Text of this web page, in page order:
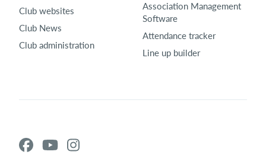
Club websites
Club News
Club administration
Association Management
Software
Attendance tracker
Line up builder